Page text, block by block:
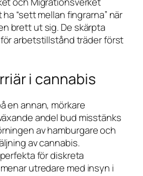
“sett mellan fingrarna” när
brett ut sig. De skärpta
arbetstillstånd träder först
i cannabis
en annan, mörkare
andel bud misstänks
av hamburgare och
av cannabis.
för diskreta
utredare med insyn i